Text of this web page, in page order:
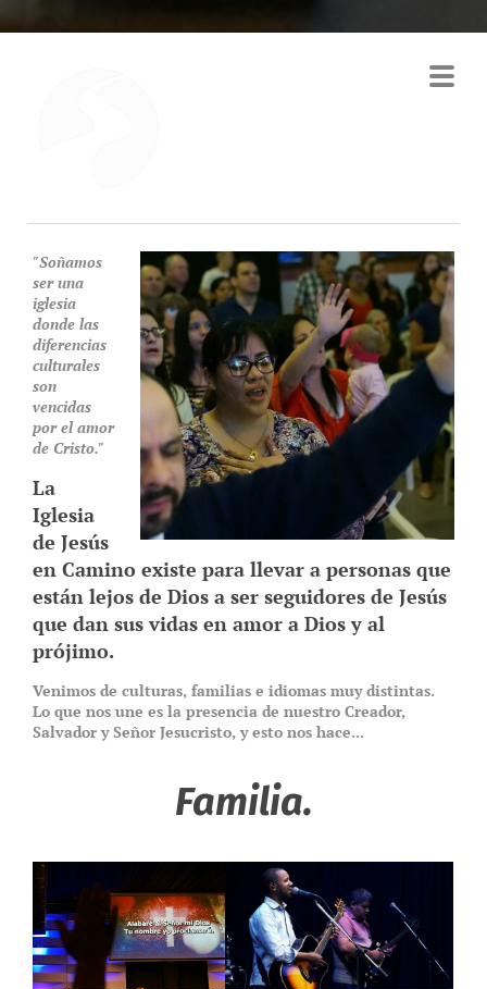
"Soñamos
ser una
iglesia
donde las
diferencias
culturales
son
vencidas
por el amor
de Cristo."
La
Iglesia
de Jesús
en Camino existe para llevar a personas que
están lejos de Dios a ser seguidores de Jesús
que dan sus vidas en amor a Dios y al
prójimo.
Venimos de culturas, familias e idiomas muy distintas.
Lo que nos une es la presencia de nuestro Creador,
Salvador y Señor Jesucristo, y esto nos hace...
Familia.